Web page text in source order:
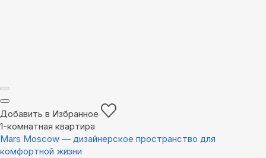
Добавить в Избранное
1-комнатная квартира
Mars Moscow — дизайнерское пространство для
комфортной жизни